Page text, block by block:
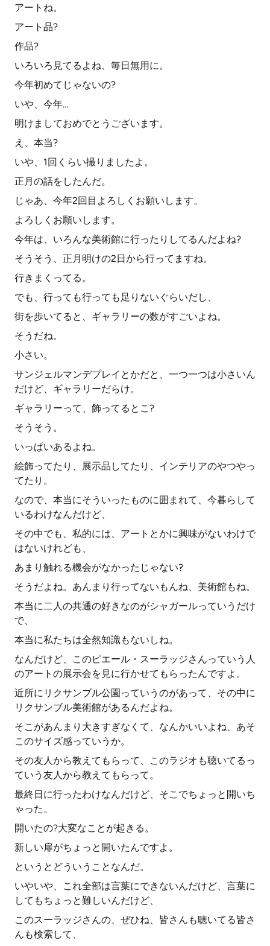
アートね。
アート品?
作品?
いろいろ見てるよね、毎日無用に。
今年初めてじゃないの?
いや、今年…
明けましておめでとうございます。
え、本当?
いや、1回くらい撮りましたよ。
正月の話をしたんだ。
じゃあ、今年2回目よろしくお願いします。
よろしくお願いします。
今年は、いろんな美術館に行ったりしてるんだよね?
そうそう、正月明けの2日から行ってますね。
行きまくってる。
でも、行っても行っても足りないぐらいだし、
街を歩いてると、ギャラリーの数がすごいよね。
そうだね。
小さい。
サンジェルマンデプレイとかだと、一つ一つは小さいん
だけど、ギャラリーだらけ。
ギャラリーって、飾ってるとこ?
そうそう。
いっぱいあるよね。
絵飾ってたり、展示品してたり、インテリアのやつやっ
てたり。
なので、本当にそういったものに囲まれて、今暮らして
いるわけなんだけど、
その中でも、私的には、アートとかに興味がないわけで
はないけれども、
あまり触れる機会がなかったじゃない?
そうだよね。あんまり行ってないもんね、美術館もね。
本当に二人の共通の好きなのがシャガールっていうだけ
で、
本当に私たちは全然知識もないしね。
なんだけど、このピエール・スーラッジさんっていう人
のアートの展示会を見に行かせてもらったんですよ。
近所にリクサンブル公園っていうのがあって、その中に
リクサンブル美術館があるんだよね。
そこがあんまり大きすぎなくて、なんかいいよね、あそ
このサイズ感っていうか。
その友人から教えてもらって、このラジオも聴いてるっ
ていう友人から教えてもらって。
最終日に行ったわけなんだけど、そこでちょっと開いち
ゃった。
開いたの?大変なことが起きる。
新しい扉がちょっと開いたんですよ。
というとどういうことなんだ。
いやいや、これ全部は言葉にできないんだけど、言葉に
してもちょっと難しいんだけど、
このスーラッジさんの、ぜひね、皆さんも聴いてる皆さ
んも検索して、